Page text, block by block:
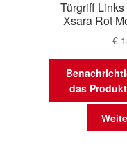
Türgriff
Xsara Rot
€
das